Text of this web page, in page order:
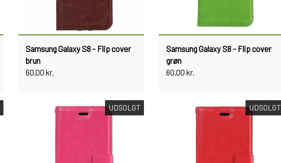
Samsung Galaxy S8 - Flip cover
brun
60,00 kr.
Samsung Galaxy S8 - Flip cover
grøn
60,00 kr.
UDSOLGT UDSOLGT